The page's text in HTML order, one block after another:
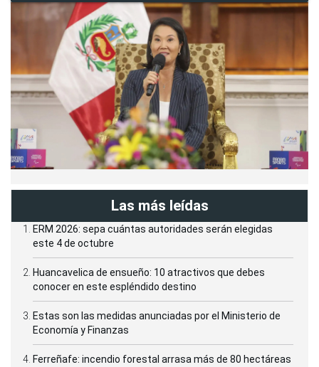
Las más leídas
ERM 2026: sepa cuántas autoridades serán elegidas
este 4 de octubre
Huancavelica de ensueño: 10 atractivos que debes
conocer en este espléndido destino
Estas son las medidas anunciadas por el Ministerio de
Economía y Finanzas
Ferreñafe: incendio forestal arrasa más de 80 hectáreas